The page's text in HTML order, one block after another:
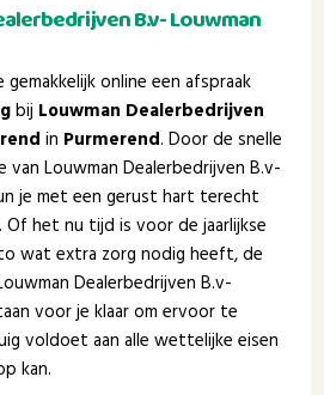
B.v- Louwman
gemakkelijk online een afspraak
bij Louwman Dealerbedrijven
in Purmerend. Door de snelle
Louwman Dealerbedrijven B.v-
je met een gerust hart terecht
Of het nu tijd is voor de jaarlijkse
wat extra zorg nodig heeft, de
Dealerbedrijven B.v-
voor je klaar om ervoor te
voldoet aan alle wettelijke eisen
kan.